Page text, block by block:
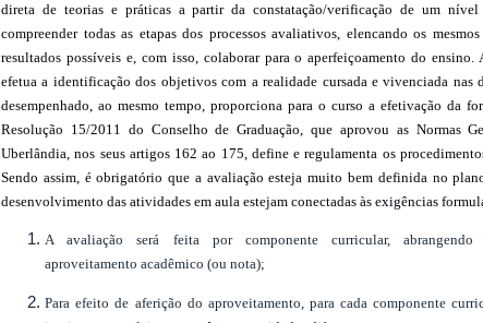
direta de teorias e práticas a partir da constatação/verificação de um nível
compreender todas as etapas dos processos avaliativos, elencando os
resultados possíveis e, com isso, colaborar para o aperfeiçoamento do ensino.
efetua a identificação dos objetivos com a realidade cursada e vivenciada
desempenhado, ao mesmo tempo, proporciona para o curso a efetivação da
Resolução 15/2011 do Conselho de Graduação, que aprovou as Normas
Uberlândia, nos seus artigos 162 ao 175, define e regulamenta os
Sendo assim, é obrigatório que a avaliação esteja muito bem definida no
desenvolvimento das atividades em aula estejam conectadas às exigências
A avaliação será feita por componente curricular,
aproveitamento acadêmico (ou nota);
Para efeito de aferição do aproveitamento, para cada componente